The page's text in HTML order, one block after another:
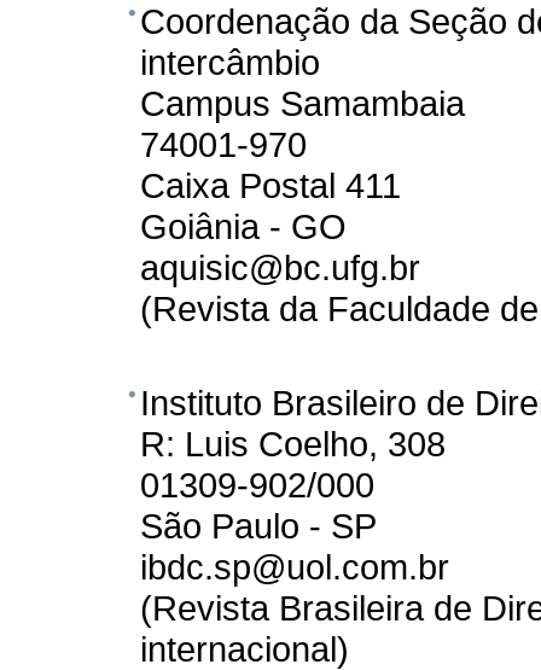
Coordenação da Seção
intercâmbio
Campus Samambaia
74001-970
Caixa Postal 411
Goiânia - GO
aquisic@bc.ufg.br
(Revista da Faculdade
Instituto Brasileiro de
R: Luis Coelho, 308
01309-902/000
São Paulo - SP
ibdc.sp@uol.com.br
(Revista Brasileira de
internacional)